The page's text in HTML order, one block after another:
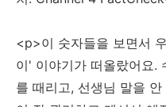
<p>이 숫자들을 보면서
이' 이야기가 떠올랐어요.
를 때리고, 선생님 말을